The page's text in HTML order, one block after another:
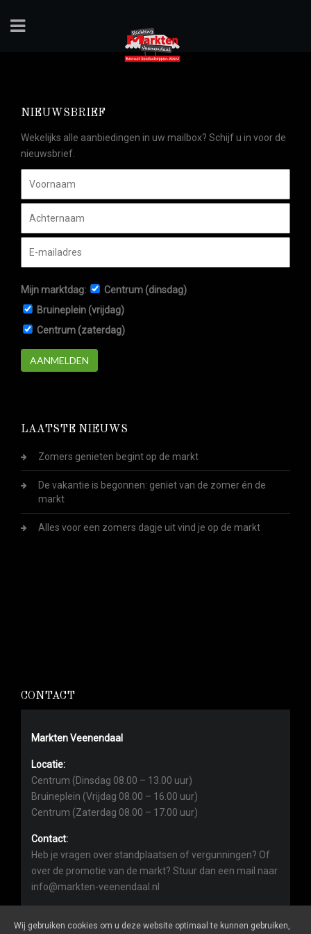
NIEUWSBRIEF
Wekelijks alle aanbiedingen in uw mailbox? Schijf u in voor de
nieuwsbrief.
Mijn marktdag:
Centrum (dinsdag)
Bruineplein (vrijdag)
Centrum (zaterdag)
AANMELDEN
LAATSTE NIEUWS
Zomers genieten begint op de markt
De vakantie is begonnen: geniet van de zomer én de
markt
Alles voor een zomers dagje uit vind je op de markt
CONTACT
Markten Veenendaal
Locatie:
Centrum (Dinsdag 08.00 – 13.00 uur)
Bruineplein (Vrijdag 08.00 – 16.00 uur)
Centrum (Zaterdag 08.00 – 17.00 uur)
Contact:
Heb je vragen over standplaatsen of vergunningen? Of
over de promotie van de markt? Stuur dan een mail naar
info@markten-veenendaal.nl
Wij gebruiken cookies om u deze website optimaal te kunnen gebruiken,